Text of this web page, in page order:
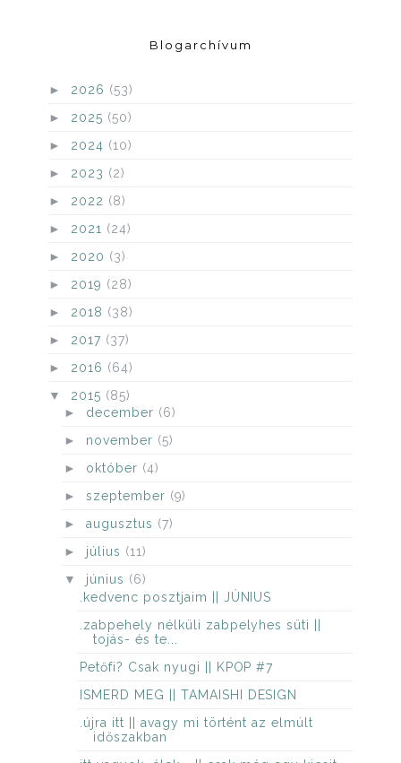
Blogarchívum
► 2026 (53)
► 2025 (50)
► 2024 (10)
► 2023 (2)
► 2022 (8)
► 2021 (24)
► 2020 (3)
► 2019 (28)
► 2018 (38)
► 2017 (37)
► 2016 (64)
▼ 2015 (85)
► december (6)
► november (5)
► október (4)
► szeptember (9)
► augusztus (7)
► július (11)
▼ június (6)
.kedvenc posztjaim || JÚNIUS
.zabpehely nélküli zabpelyhes süti ||
tojás- és te...
Petőfi? Csak nyugi || KPOP #7
ISMERD MEG || TAMAISHI DESIGN
.újra itt || avagy mi történt az elmúlt
időszakban